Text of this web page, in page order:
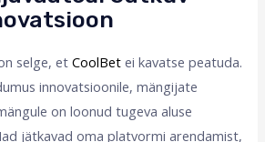
selge, etCoolBet ei kavatse peatuda.
innovatsioonile, mängijate
on loonud tugeva aluse
jätkavad oma platvormi arendamist,